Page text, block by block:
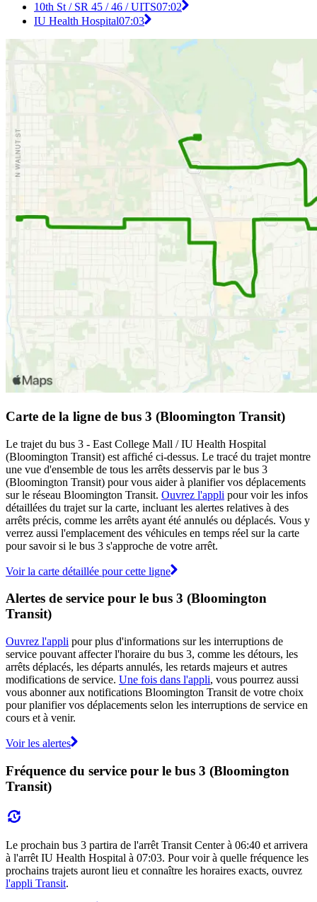
10th St / SR 45 / 46 / UITS07:02
IU Health Hospital07:03
Carte de la ligne de bus 3 (Bloomington Transit)
Le trajet du bus 3 - East College Mall / IU Health Hospital
(Bloomington Transit) est affiché ci-dessus. Le tracé du trajet montre
une vue d'ensemble de tous les arrêts desservis par le bus 3
(Bloomington Transit) pour vous aider à planifier vos déplacements
sur le réseau Bloomington Transit. Ouvrez l'appli pour voir les infos
détaillées du trajet sur la carte, incluant les alertes relatives à des
arrêts précis, comme les arrêts ayant été annulés ou déplacés. Vous y
verrez aussi l'emplacement des véhicules en temps réel sur la carte
pour savoir si le bus 3 s'approche de votre arrêt.
Voir la carte détaillée pour cette ligne
Alertes de service pour le bus 3 (Bloomington
Transit)
Ouvrez l'appli pour plus d'informations sur les interruptions de
service pouvant affecter l'horaire du bus 3, comme les détours, les
arrêts déplacés, les départs annulés, les retards majeurs et autres
modifications de service. Une fois dans l'appli, vous pourrez aussi
vous abonner aux notifications Bloomington Transit de votre choix
pour planifier vos déplacements selon les interruptions de service en
cours et à venir.
Voir les alertes
Fréquence du service pour le bus 3 (Bloomington
Transit)
Le prochain bus 3 partira de l'arrêt Transit Center à 06:40 et arrivera
à l'arrêt IU Health Hospital à 07:03. Pour voir à quelle fréquence les
prochains trajets auront lieu et connaître les horaires exacts, ouvrez
l'appli Transit.